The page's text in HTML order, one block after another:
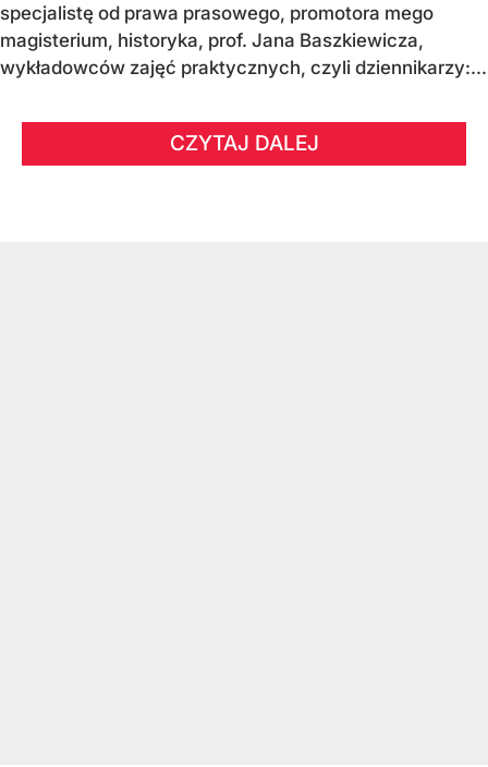
specjalistę od prawa prasowego, promotora mego
magisterium, historyka, prof. Jana Baszkiewicza,
wykładowców zajęć praktycznych, czyli dziennikarzy:...
CZYTAJ DALEJ